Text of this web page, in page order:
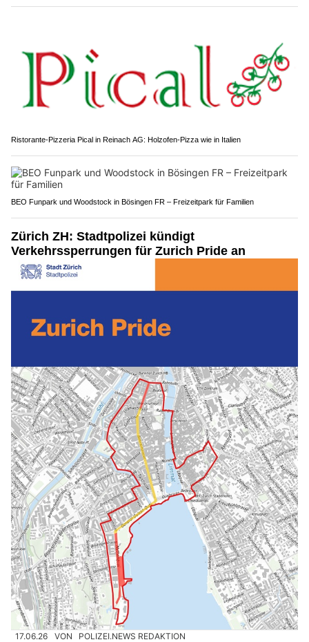
Ristorante-Pizzeria Pical in Reinach AG: Holzofen-Pizza wie in Italien
BEO Funpark und Woodstock in Bösingen FR – Freizeitpark für Familien
Zürich ZH: Stadtpolizei kündigt
Verkehrssperrungen für Zurich Pride an
17.06.26 VON POLIZEI.NEWS REDAKTION